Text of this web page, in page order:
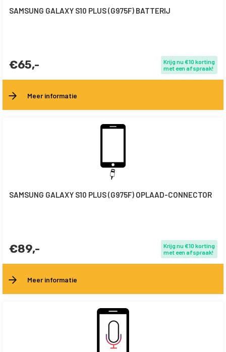
SAMSUNG GALAXY S10 PLUS (G975F) BATTERIJ
€65,-
Krijg nu €10 korting
met een afspraak!
Meer informatie
SAMSUNG GALAXY S10 PLUS (G975F) OPLAAD-CONNECTOR
€89,-
Krijg nu €10 korting
met een afspraak!
Meer informatie